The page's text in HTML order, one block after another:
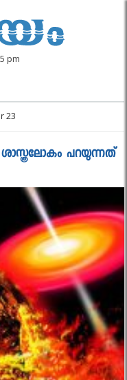
pm
23
പറയുന്നത്